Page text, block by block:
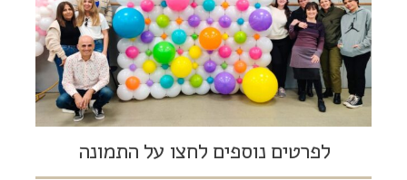
לפרטים נוספים לחצו על התמונה